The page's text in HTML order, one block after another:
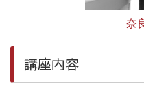
奈
講座内容